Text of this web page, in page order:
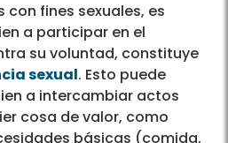
fines sexuales, es
a participar en el
su voluntad, constituye
sexual. Esto puede
a intercambiar actos
cosa de valor, como
básicas (comida,